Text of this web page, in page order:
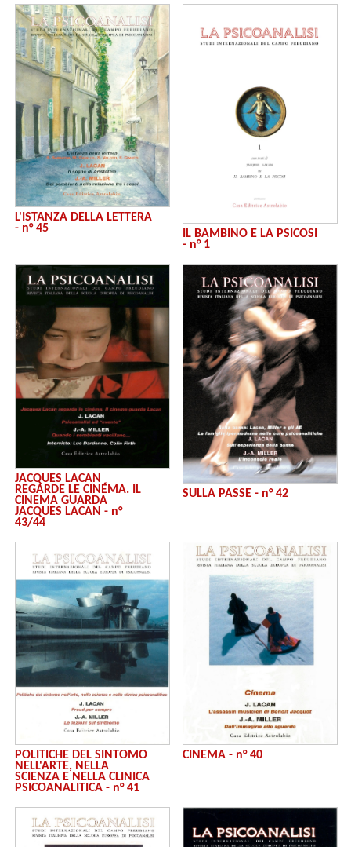
L'ISTANZA DELLA LETTERA
- n° 45
IL BAMBINO E LA PSICOSI
- n° 1
JACQUES LACAN
REGARDE LE CINÉMA. IL
CINEMA GUARDA
JACQUES LACAN - n°
43/44
SULLA PASSE - n° 42
POLITICHE DEL SINTOMO
NELL'ARTE, NELLA
SCIENZA E NELLA CLINICA
PSICOANALITICA - n° 41
CINEMA - n° 40